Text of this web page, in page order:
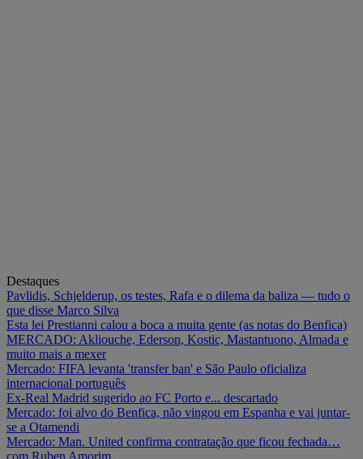
Destaques
Pavlidis, Schjelderup, os testes, Rafa e o dilema da baliza — tudo o
que disse Marco Silva
Esta lei Prestianni calou a boca a muita gente (as notas do Benfica)
MERCADO: Akliouche, Ederson, Kostic, Mastantuono, Almada e
muito mais a mexer
Mercado: FIFA levanta 'transfer ban' e São Paulo oficializa
internacional português
Ex-Real Madrid sugerido ao FC Porto e... descartado
Mercado: foi alvo do Benfica, não vingou em Espanha e vai juntar-
se a Otamendi
Mercado: Man. United confirma contratação que ficou fechada…
com Ruben Amorim